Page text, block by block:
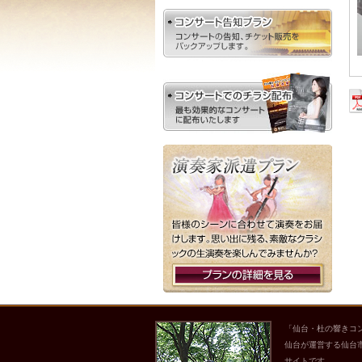
「仙台・杜の響き
仙台が運営する仙台